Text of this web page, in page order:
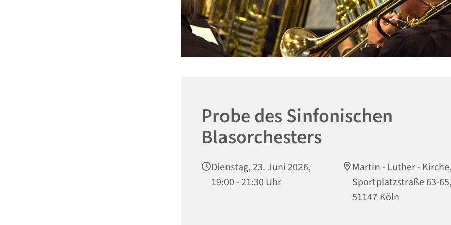
Probe des Sinfonischen
Blasorchesters
Dienstag, 23. Juni 2026,
19:00 - 21:30 Uhr
Martin - Luther -
Sportplatzstraße 63-
51147 Köln